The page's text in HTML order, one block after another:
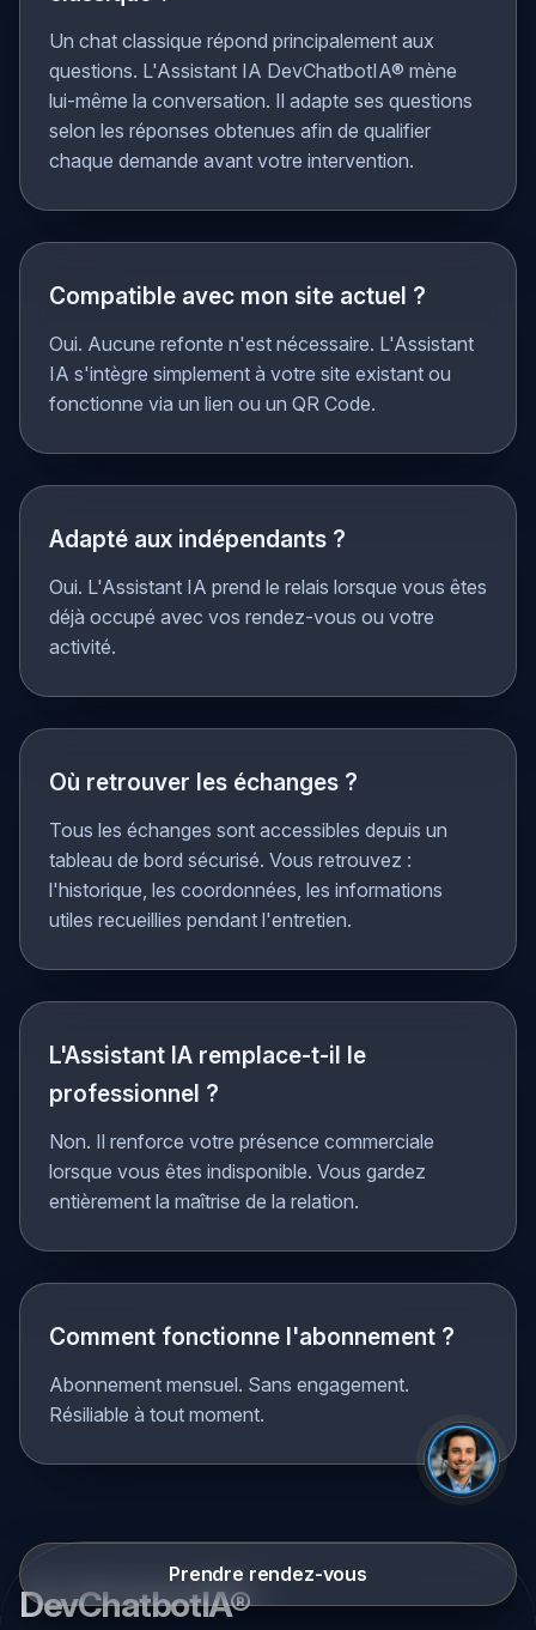
classique ?
Un chat classique répond principalement aux
questions. L'Assistant IA DevChatbotIA® mène
lui-même la conversation. Il adapte ses questions
selon les réponses obtenues afin de qualifier
Compatible avec mon site actuel ?
Oui. Aucune refonte n'est nécessaire. L'Assistant
IA s'intègre simplement à votre site existant ou
Adapté aux indépendants ?
Oui. L'Assistant IA prend le relais lorsque vous êtes
déjà occupé avec vos rendez-vous ou votre
Où retrouver les échanges ?
Tous les échanges sont accessibles depuis un
tableau de bord sécurisé. Vous retrouvez :
l'historique, les coordonnées, les informations
L'Assistant IA remplace-t-il le
professionnel ?
Non. Il renforce votre présence commerciale
lorsque vous êtes indisponible. Vous gardez
Comment fonctionne l'abonnement ?
Abonnement mensuel. Sans engagement.
Prendre rendez-vous